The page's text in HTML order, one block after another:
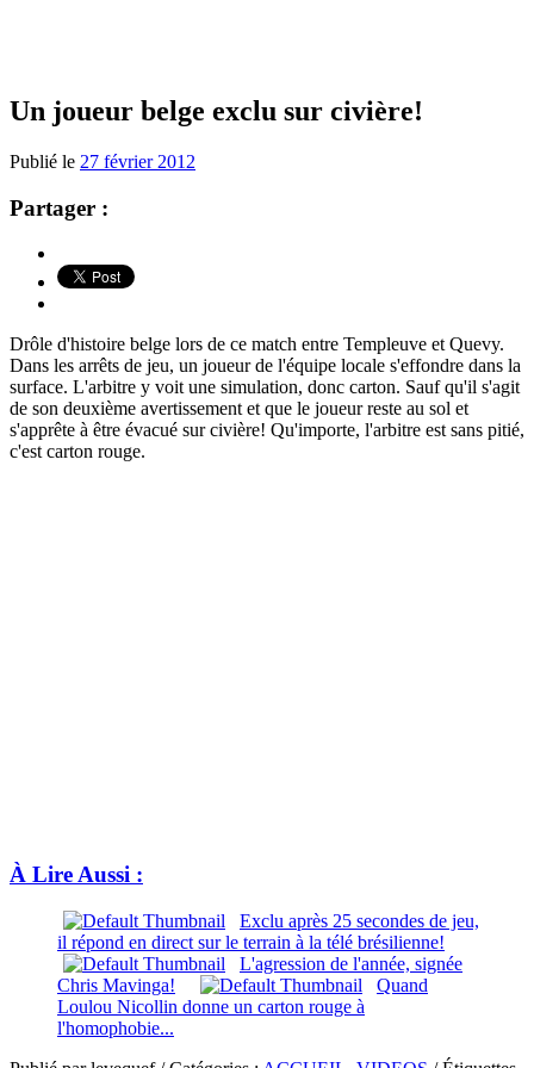
Un joueur belge exclu sur civière!
Publié le 27 février 2012
Partager :
Drôle d'histoire belge lors de ce match entre Templeuve et Quevy.
Dans les arrêts de jeu, un joueur de l'équipe locale s'effondre dans la
surface. L'arbitre y voit une simulation, donc carton. Sauf qu'il s'agit
de son deuxième avertissement et que le joueur reste au sol et
s'apprête à être évacué sur civière! Qu'importe, l'arbitre est sans pitié,
c'est carton rouge.
À Lire Aussi :
Exclu après 25 secondes de jeu,
il répond en direct sur le terrain à la télé brésilienne!
L'agression de l'année, signée
Chris Mavinga!
Quand
Loulou Nicollin donne un carton rouge à
l'homophobie...